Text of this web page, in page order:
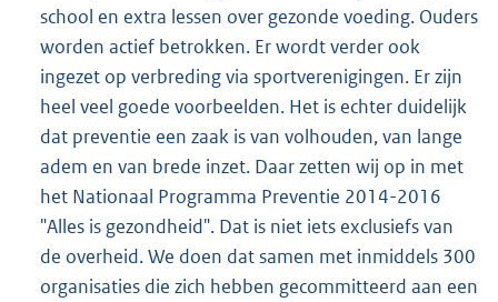
school en extra lessen over gezonde voeding. Ouders
worden actief betrokken. Er wordt verder ook
ingezet op verbreding via sportverenigingen. Er zijn
heel veel goede voorbeelden. Het is echter duidelijk
dat preventie een zaak is van volhouden, van lange
adem en van brede inzet. Daar zetten wij op in met
het Nationaal Programma Preventie 2014-2016
"Alles is gezondheid". Dat is niet iets exclusiefs van
de overheid. We doen dat samen met inmiddels 300
organisaties die zich hebben gecommitteerd aan een